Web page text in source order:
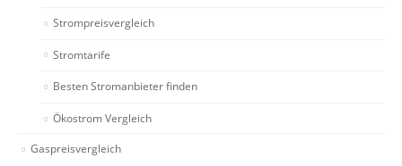
Strompreisvergleich
Stromtarife
Besten Stromanbieter finden
Ökostrom Vergleich
Gaspreisvergleich